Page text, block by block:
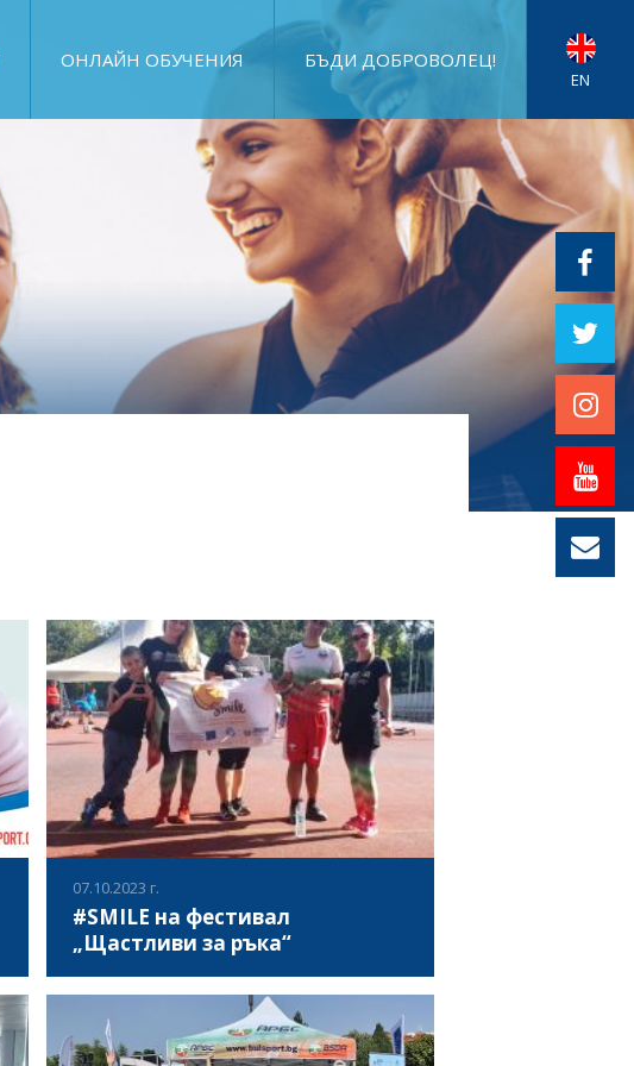
ОНЛАЙН ОБУЧЕНИЯ БЪДИ ДОБРОВОЛЕЦ!
EN
07.10.2023 г.
#SMILE на фестивал
„Щастливи за ръка“
фестивалът "Щастливи за ръка", който събра
на Гребната база хора с увреждания, техни
близки и съпричастни към техните